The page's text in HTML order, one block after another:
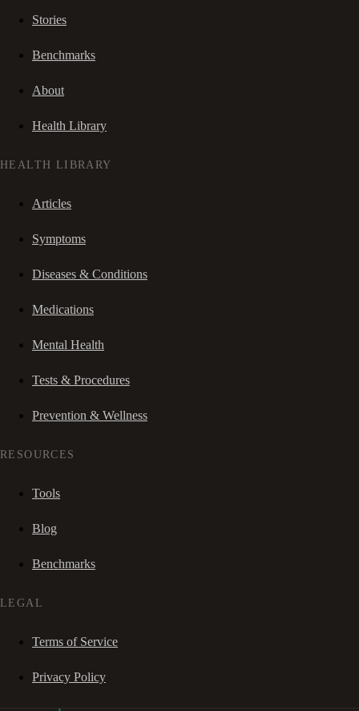
Stories
Benchmarks
About
Health Library
HEALTH LIBRARY
Articles
Symptoms
Diseases & Conditions
Medications
Mental Health
Tests & Procedures
Prevention & Wellness
RESOURCES
Tools
Blog
Benchmarks
LEGAL
Terms of Service
Privacy Policy